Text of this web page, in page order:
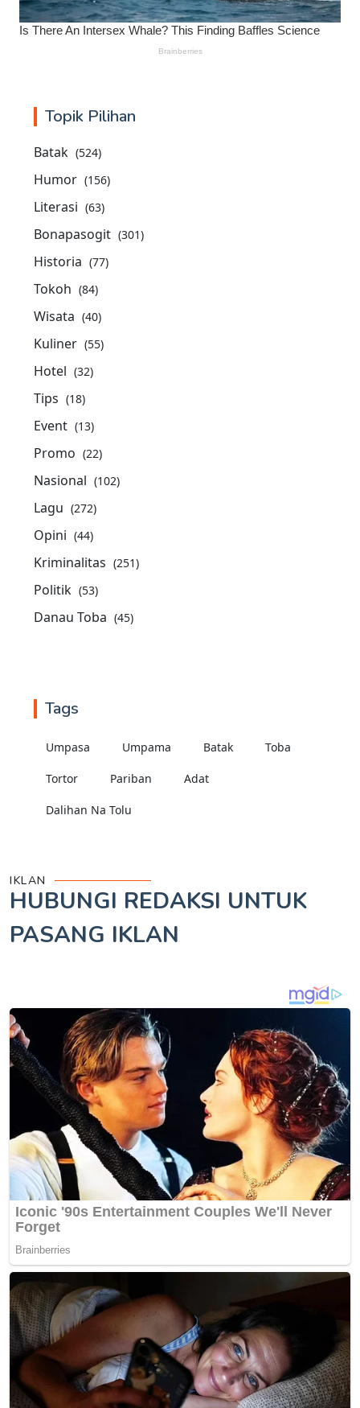
Topik Pilihan
Batak (524)
Humor (156)
Literasi (63)
Bonapasogit (301)
Historia (77)
Tokoh (84)
Wisata (40)
Kuliner (55)
Hotel (32)
Tips (18)
Event (13)
Promo (22)
Nasional (102)
Lagu (272)
Opini (44)
Kriminalitas (251)
Politik (53)
Danau Toba (45)
Tags
Umpasa Umpama Batak Toba
Tortor Pariban Adat
Dalihan Na Tolu
IKLAN
HUBUNGI REDAKSI UNTUK
PASANG IKLAN